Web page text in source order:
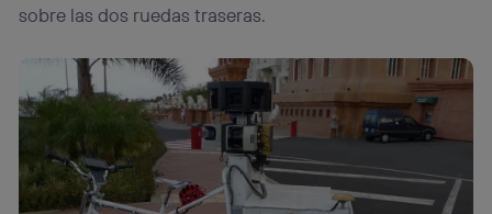
sobre las dos ruedas traseras.